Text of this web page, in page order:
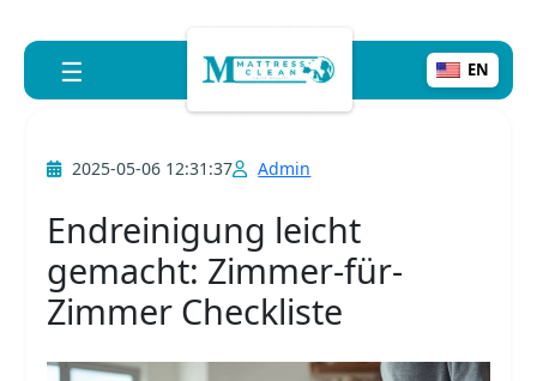
☰ EN
2025-05-06 12:31:37 Admin
Endreinigung leicht
gemacht: Zimmer-für-
Zimmer Checkliste